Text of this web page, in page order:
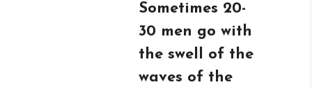
Sometimes 20-
30 men go with
the swell of the
waves of the